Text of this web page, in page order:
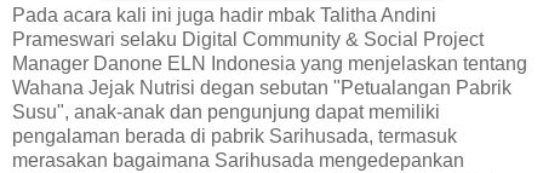
Pada acara kali ini juga hadir mbak Talitha Andini
Prameswari selaku Digital Community & Social Project
Manager Danone ELN Indonesia yang menjelaskan tentang
Wahana Jejak Nutrisi degan sebutan "Petualangan Pabrik
Susu", anak-anak dan pengunjung dapat memiliki
pengalaman berada di pabrik Sarihusada, termasuk
merasakan bagaimana Sarihusada mengedepankan